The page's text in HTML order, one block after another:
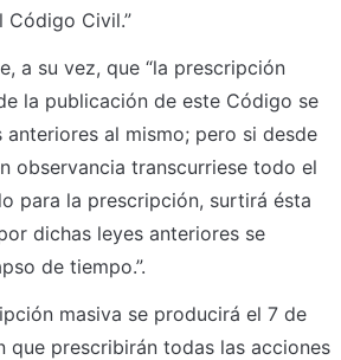
Código Civil.”
a su vez, que “la prescripción
la publicación de este Código se
al mismo; pero si desde
observancia transcurriese todo el
para la prescripción, surtirá ésta
dichas leyes anteriores se
de tiempo.”.
masiva se producirá el 7 de
que prescribirán todas las acciones